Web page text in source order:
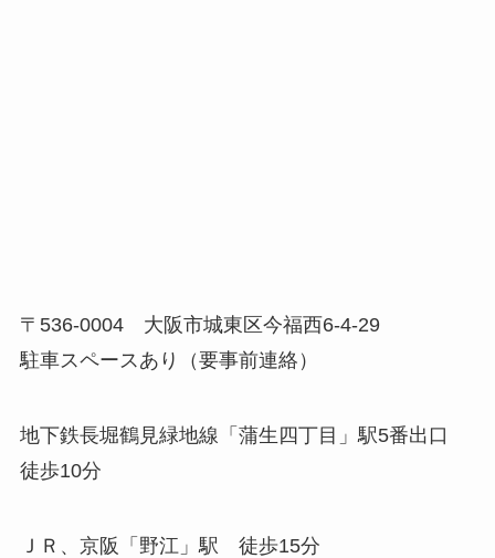
〒536-0004 大阪市城東区今福西6‐4‐29
駐車スペースあり（要事前連絡）
地下鉄長堀鶴見緑地線「蒲生四丁目」駅5番出口
徒歩10分
ＪＲ、京阪「野江」駅 徒歩15分